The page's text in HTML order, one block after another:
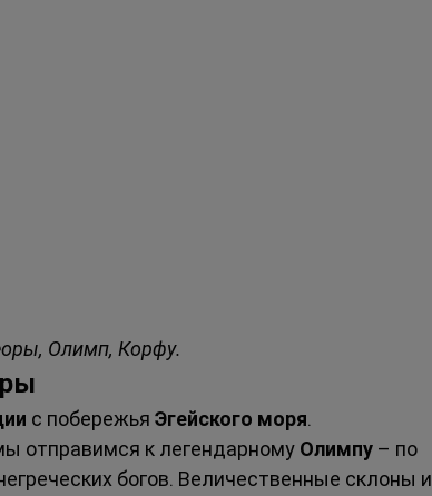
Олимп, Корфу.
с побережья Эгейского моря.
отправимся к легендарному Олимпу – по
богов. Величественные склоны и